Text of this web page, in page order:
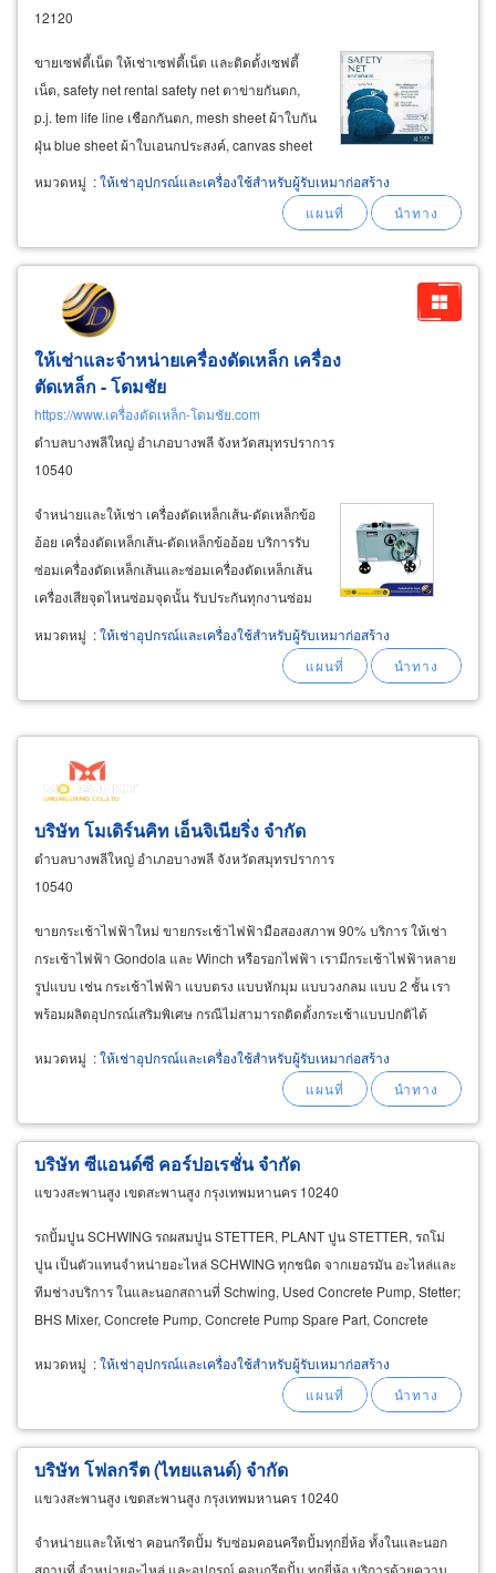
12120
ขายเซฟตี้เน็ต ให้เช่าเซฟตี้เน็ต และติดตั้งเซฟตี้
เน็ต, safety net rental safety net ตาข่ายกันตก,
p.j. tem life line เชือกกันตก, mesh sheet ผ้าใบกัน
ฝุ่น blue sheet ผ้าใบเอนกประสงค์, canvas sheet
ผ้าใบน้ำมันกันน้ำ, tent warehouse เต็นท์ผ้าใบ
เอนกประสงค์, ldpe low density polyethylene
หมวดหมู่ :ให้เช่าอุปกรณ์และเครื่องใช้สำหรับผู้รับเหมาก่อสร้าง
ให้เช่าและจำหน่ายเครื่องดัดเหล็ก เครื่อง
ตัดเหล็ก - โดมชัย
https://www.เครื่องดัดเหล็ก-โดมชัย.com
ตำบลบางพลีใหญ่ อำเภอบางพลี จังหวัดสมุทรปราการ
10540
จำหน่ายและให้เช่า เครื่องดัดเหล็กเส้น-ดัดเหล็กข้อ
อ้อย เครื่องตัดเหล็กเส้น-ตัดเหล็กข้ออ้อย บริการรับ
ซ่อมเครื่องดัดเหล็กเส้นและซ่อมเครื่องตัดเหล็กเส้น
เครื่องเสียจุดไหนซ่อมจุดนั้น รับประกันทุกงานซ่อม
เรามีอะไหล่แท้ของนิมุท 100% มีอะไหล่เครื่องดัด
เหล็กเส้นและอะไหล่เครื่องตัดเหล็กเส้นครบทุกชิ้น
หมวดหมู่ :ให้เช่าอุปกรณ์และเครื่องใช้สำหรับผู้รับเหมาก่อสร้าง
บริษัท โมเดิร์นคิท เอ็นจิเนียริ่ง จำกัด
ตำบลบางพลีใหญ่ อำเภอบางพลี จังหวัดสมุทรปราการ
10540
ขายกระเช้าไฟฟ้าใหม่ ขายกระเช้าไฟฟ้ามือสองสภาพ 90% บริการ ให้เช่า
กระเช้าไฟฟ้า Gondola และ Winch หรือรอกไฟฟ้า เรามีกระเช้าไฟฟ้าหลาย
รูปแบบ เช่น กระเช้าไฟฟ้า แบบตรง แบบหักมุม แบบวงกลม แบบ 2 ชั้น เรา
พร้อมผลิตอุปกรณ์เสริมพิเศษ กรณีไม่สามารถติดตั้งกระเช้าแบบปกติได้
หมวดหมู่ :ให้เช่าอุปกรณ์และเครื่องใช้สำหรับผู้รับเหมาก่อสร้าง
บริษัท ซีแอนด์ซี คอร์ปอเรชั่น จำกัด
แขวงสะพานสูง เขตสะพานสูง กรุงเทพมหานคร 10240
รถปั้มปูน SCHWING รถผสมปูน STETTER, PLANT ปูน STETTER, รถโม่
ปูน เป็นตัวแทนจำหน่ายอะไหล่ SCHWING ทุกชนิด จากเยอรมัน อะไหล่และ
ทีมช่างบริการ ในและนอกสถานที่ Schwing, Used Concrete Pump, Stetter;
BHS Mixer, Concrete Pump, Concrete Pump Spare Part, Concrete
หมวดหมู่ :ให้เช่าอุปกรณ์และเครื่องใช้สำหรับผู้รับเหมาก่อสร้าง
บริษัท โฟลกรีต (ไทยแลนด์) จำกัด
แขวงสะพานสูง เขตสะพานสูง กรุงเทพมหานคร 10240
จำหน่ายและให้เช่า คอนกรีตปั้ม รับซ่อมคอนครีตปั้มทุกยี่ห้อ ทั้งในและนอก
สถานที่ จำหน่ายอะไหล่ และอุปกรณ์ คอนกรีตปั้ม ทุกยี่ห้อ บริการด้วยความ